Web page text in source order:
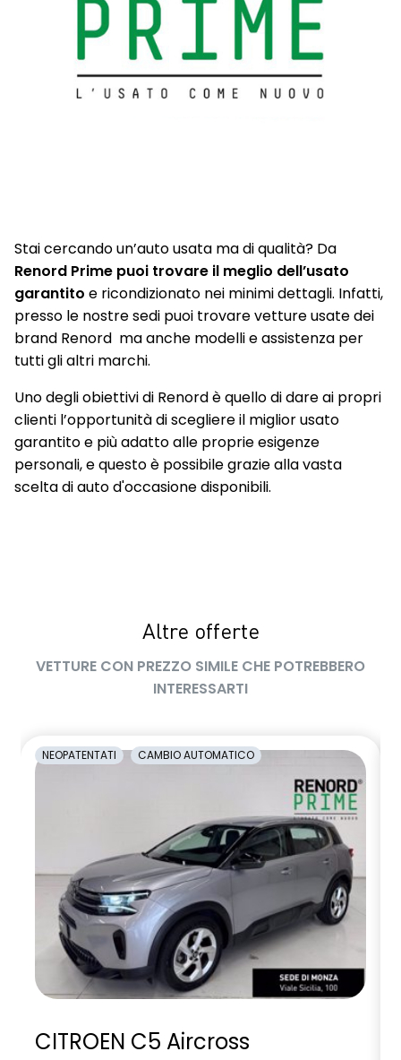
Stai cercando un’auto usata ma di qualità? Da
Renord Prime puoi trovare il meglio dell’usato
garantito e ricondizionato nei minimi dettagli. Infatti,
presso le nostre sedi puoi trovare vetture usate dei
brand Renord ma anche modelli e assistenza per
tutti gli altri marchi.
Uno degli obiettivi di Renord è quello di dare ai propri
clienti l’opportunità di scegliere il miglior usato
garantito e più adatto alle proprie esigenze
personali, e questo è possibile grazie alla vasta
scelta di auto d'occasione disponibili.
Altre offerte
VETTURE CON PREZZO SIMILE CHE POTREBBERO
INTERESSARTI
NEOPATENTATI CAMBIO AUTOMATICO
CITROEN C5 Aircross